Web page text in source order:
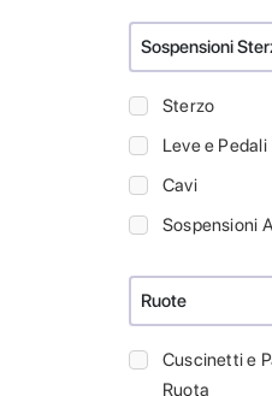
Sospensioni
Sterzo
Leve e Pedali
Cavi
Sospensioni
Ruote
Cuscinetti e
Ruota